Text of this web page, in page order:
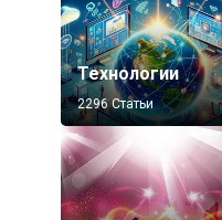
Технологии
2296 Статьи